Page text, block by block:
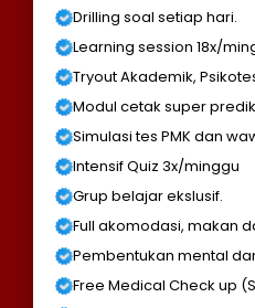
Drilling soal setiap hari.
Learning session 18x/
Tryout Akademik,
Modul cetak super
Simulasi tes PMK dan
Intensif Quiz 3x/minggu
Grup belajar ekslusif.
Full akomodasi, makan
Pembentukan mental
Free Medical Check up